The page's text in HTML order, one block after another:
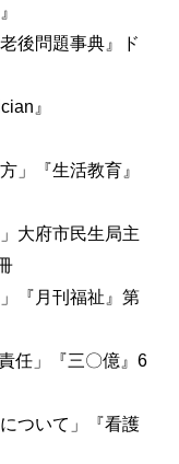
後問題事典』ド
』
」『生活教育』
大府市民生局主
『月刊福祉』第
任」『三〇億』6
ついて」『看護